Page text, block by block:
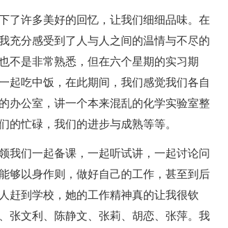
了许多美好的回忆，让我们细细品味。在
充分感受到了人与人之间的温情与不尽的
不是非常熟悉，但在六个星期的实习期
起吃中饭，在此期间，我们感觉我们各自
办公室，讲一个本来混乱的化学实验室整
忙碌，我们的进步与成熟等等。
我们一起备课，一起听试讲，一起讨论问
够以身作则，做好自己的工作，甚至到后
赶到学校，她的工作精神真的让我很钦
张文利、陈静文、张莉、胡恋、张萍。我